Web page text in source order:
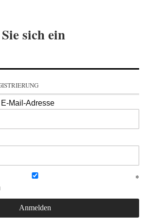
sich ein
Mail-Adresse